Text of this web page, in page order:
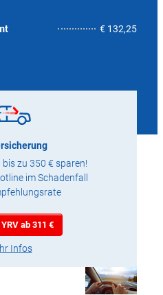
€ 132,256,7
zu 350 € sparen!
im Schadenfall
ab 311 €
Infos